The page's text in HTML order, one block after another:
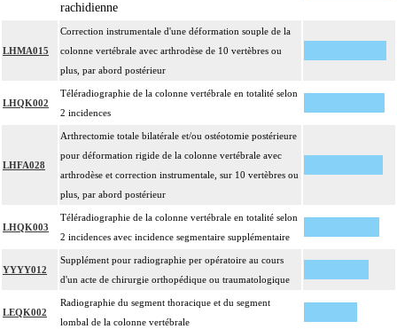
rachidienne
LHMA015
Correction instrumentale d'une déformation souple de la
colonne vertébrale avec arthrodèse de 10 vertèbres ou
plus, par abord postérieur
LHQK002
Téléradiographie de la colonne vertébrale en totalité selon
2 incidences
LHFA028
Arthrectomie totale bilatérale et/ou ostéotomie postérieure
pour déformation rigide de la colonne vertébrale avec
arthrodèse et correction instrumentale, sur 10 vertèbres ou
plus, par abord postérieur
LHQK003
Téléradiographie de la colonne vertébrale en totalité selon
2 incidences avec incidence segmentaire supplémentaire
YYYY012
Supplément pour radiographie per opératoire au cours
d'un acte de chirurgie orthopédique ou traumatologique
LEQK002
Radiographie du segment thoracique et du segment
lombal de la colonne vertébrale